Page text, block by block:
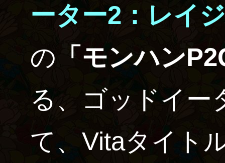
ーター2：レイ
の 「モンハン
る、ゴッドイー
て、Vitaタイト